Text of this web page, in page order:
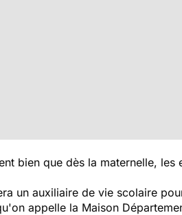
bien que dès la maternelle, les
un auxiliaire de vie scolaire
appelle la Maison